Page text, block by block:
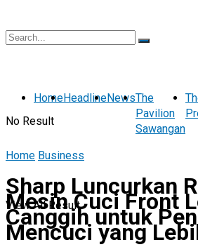
No Result
View All Result
HomeHeadlineNewsThe
Pavilion
Sawangan
Home Business
Sharp Luncurkan
Mesin Cuci Front
Canggih untuk
Mencuci yang